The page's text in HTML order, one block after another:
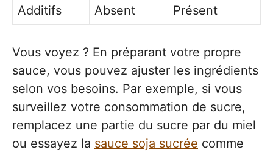
Additifs
Absent Présent
Vous voyez ? En préparant votre propre
sauce, vous pouvez ajuster les ingrédients
selon vos besoins. Par exemple, si vous
surveillez votre consommation de sucre,
remplacez une partie du sucre par du miel
ou essayez la sauce soja sucrée comme